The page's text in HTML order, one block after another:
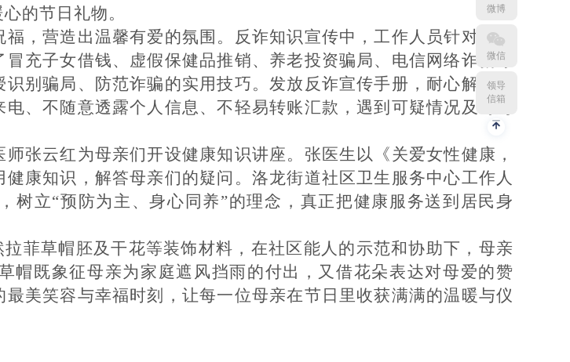
微博
微信
领导
信箱
的节日礼物。
，营造出温馨有爱的氛围。反诈知识宣传中，工作人员针对中老
充子女借钱、虚假保健品推销、养老投资骗局、电信网络诈骗等
别骗局、防范诈骗的实用技巧。发放反诈宣传手册，耐心解答居
、不随意透露个人信息、不轻易转账汇款，遇到可疑情况及时与
张云红为母亲们开设健康知识讲座。张医生以《关爱女性健康，
康知识，解答母亲们的疑问。洛龙街道社区卫生服务中心工作人
树立“预防为主、身心同养”的理念，真正把健康服务送到居民身
菲草帽胚及干花等装饰材料，在社区能人的示范和协助下，母亲
帽既象征母亲为家庭遮风挡雨的付出，又借花朵表达对母爱的赞
美笑容与幸福时刻，让每一位母亲在节日里收获满满的温暖与仪